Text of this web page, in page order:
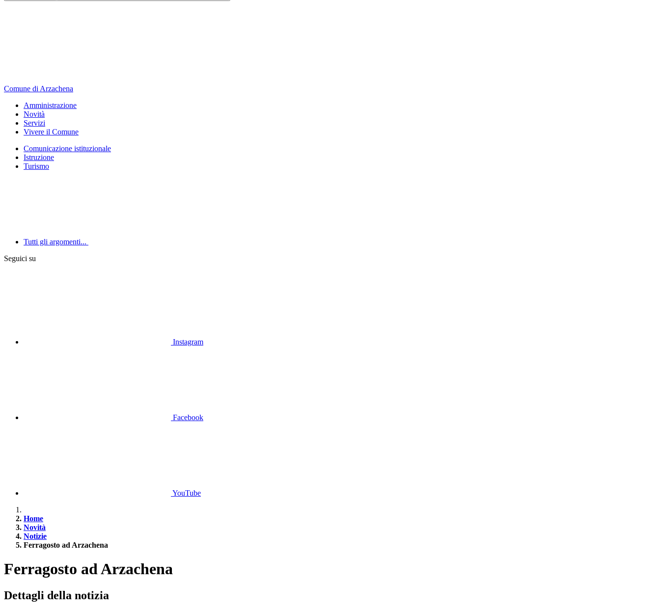
Comune di Arzachena
Amministrazione
Novità
Servizi
Vivere il Comune
Comunicazione istituzionale
Istruzione
Turismo
Tutti gli argomenti...
Seguici su
Instagram
Facebook
YouTube
Home
Novità
Notizie
Ferragosto ad Arzachena
Ferragosto ad Arzachena
Dettagli della notizia